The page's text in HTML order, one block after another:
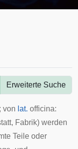
Erweiterte Suche
; von lat. officina:
Fabrik) werden
Teile oder